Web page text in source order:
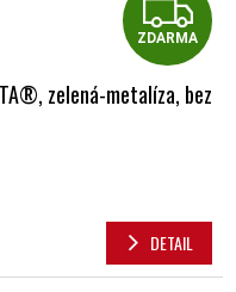
ZDARMA
zelená-metalíza, bez
DETAIL